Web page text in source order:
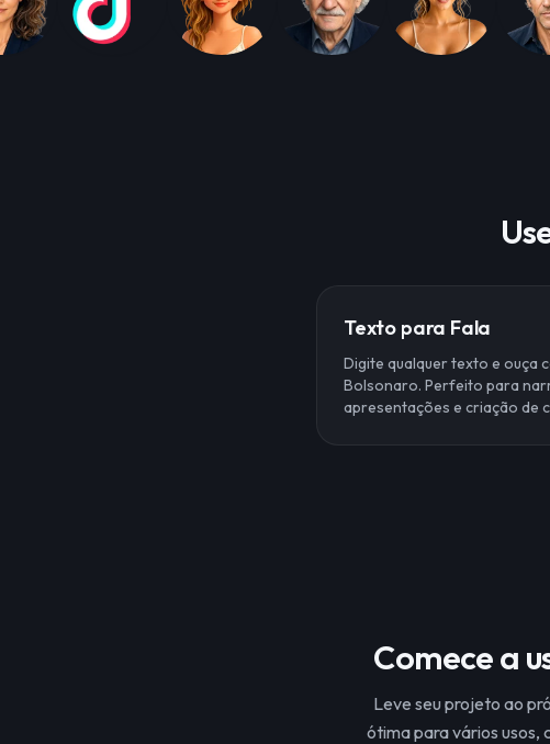
Texto para Fala
Digite qualquer texto e ouça
Bolsonaro. Perfeito para
apresentações e criação de
Comece a
Leve seu projeto ao
ótima para vários usos,